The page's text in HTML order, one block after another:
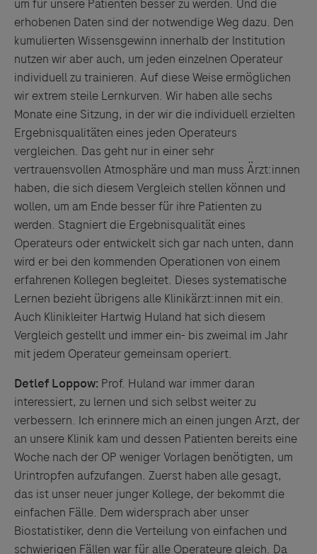
um für unsere Patienten besser zu werden. Und die
erhobenen Daten sind der notwendige Weg dazu. Den
kumulierten Wissensgewinn innerhalb der Institution
nutzen wir aber auch, um jeden einzelnen Operateur
individuell zu trainieren. Auf diese Weise ermöglichen
wir extrem steile Lernkurven. Wir haben alle sechs
Monate eine Sitzung, in der wir die individuell erzielten
Ergebnisqualitäten eines jeden Operateurs
vergleichen. Das geht nur in einer sehr
vertrauensvollen Atmosphäre und man muss Ärzt:innen
haben, die sich diesem Vergleich stellen können und
wollen, um am Ende besser für ihre Patienten zu
werden. Stagniert die Ergebnisqualität eines
Operateurs oder entwickelt sich gar nach unten, dann
wird er bei den kommenden Operationen von einem
erfahrenen Kollegen begleitet. Dieses systematische
Lernen bezieht übrigens alle Klinikärzt:innen mit ein.
Auch Klinikleiter Hartwig Huland hat sich diesem
Vergleich gestellt und immer ein- bis zweimal im Jahr
mit jedem Operateur gemeinsam operiert.
Detlef Loppow: Prof. Huland war immer daran
interessiert, zu lernen und sich selbst weiter zu
verbessern. Ich erinnere mich an einen jungen Arzt, der
an unsere Klinik kam und dessen Patienten bereits eine
Woche nach der OP weniger Vorlagen benötigten, um
Urintropfen aufzufangen. Zuerst haben alle gesagt,
das ist unser neuer junger Kollege, der bekommt die
einfachen Fälle. Dem widersprach aber unser
Biostatistiker, denn die Verteilung von einfachen und
schwierigen Fällen war für alle Operateure gleich. Da
Links zu Websites Dritter werden im Sinne des